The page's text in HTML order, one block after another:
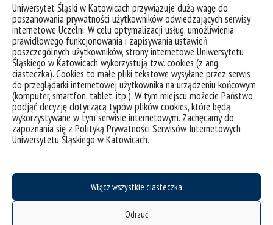
Uniwersytet Śląski w Katowicach przywiązuje dużą wagę do
poszanowania prywatności użytkowników odwiedzających serwisy
internetowe Uczelni. W celu optymalizacji usług, umożliwienia
prawidłowego funkcjonowania i zapisywania ustawień
poszczególnych użytkowników, strony internetowe Uniwersytetu
Śląskiego w Katowicach wykorzystują tzw. cookies (z ang.
ciasteczka). Cookies to małe pliki tekstowe wysyłane przez serwis
do przeglądarki internetowej użytkownika na urządzeniu końcowym
(komputer, smartfon, tablet, itp.). W tym miejscu możecie Państwo
podjąć decyzję dotyczącą typów plików cookies, które będą
wykorzystywane w tym serwisie internetowym. Zachęcamy do
zapoznania się z Polityką Prywatności Serwisów Internetowych
Uniwersytetu Śląskiego w Katowicach.
Włącz wszystkie ciasteczka
Odrzuć
deklaracja dostępności
mapa strony
Witryna Wydziału Nauk Ścisłych i Technicznych
Archiwalna strona Instytutu Matematyki
Wykaz czasopism naukowych MNiSW (2024)
Edycja strony profilowej pracownika
Instytut Matematyki
ul. Bankowa 14,
40-007 Katowice
im@math.us.edu.pl
Redakcja i administracja strony www: